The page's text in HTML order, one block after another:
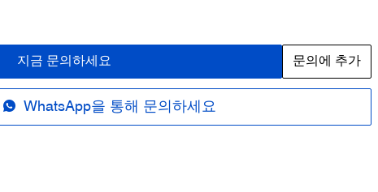
지금 문의하세요 문의에 추가
WhatsApp을 통해 문의하세요